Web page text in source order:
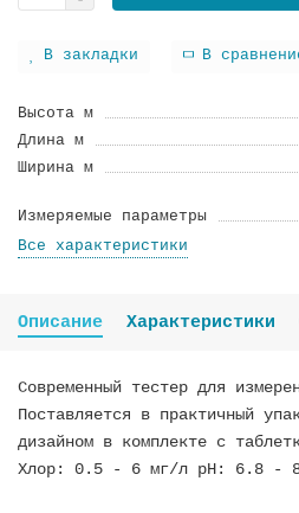
В закладки В
Высота м
Длина м
Ширина м
Измеряемые параметры
Все характеристики
Описание Характеристики
Современный тестер для
Поставляется в практичный
дизайном в комплекте с
Хлор: 0.5 - 6 мг/л pH: 6.8 -